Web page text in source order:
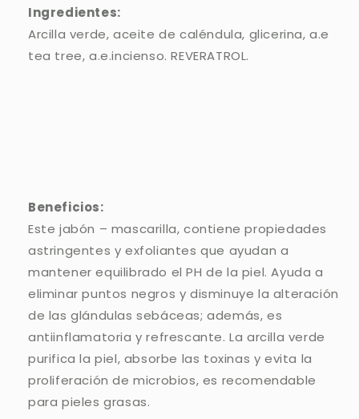
Ingredientes:
Arcilla verde, aceite de caléndula, glicerina, a.e
tea tree, a.e.incienso. REVERATROL.
Beneficios:
Este jabón – mascarilla, contiene propiedades
astringentes y exfoliantes que ayudan a
mantener equilibrado el PH de la piel. Ayuda a
eliminar puntos negros y disminuye la alteración
de las glándulas sebáceas; además, es
antiinflamatoria y refrescante. La arcilla verde
purifica la piel, absorbe las toxinas y evita la
proliferación de microbios, es recomendable
para pieles grasas.